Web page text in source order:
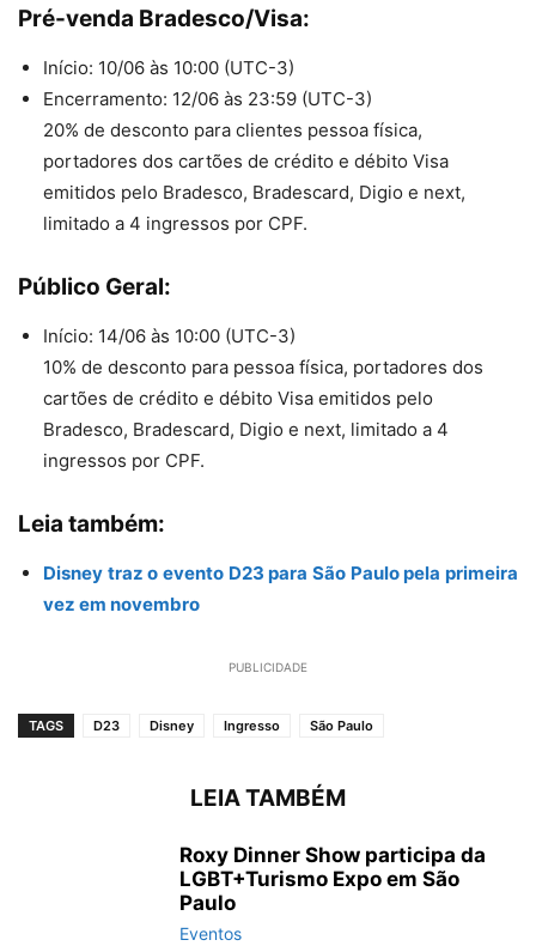
Pré-venda Bradesco/Visa:
Início: 10/06 às 10:00 (UTC-3)
Encerramento: 12/06 às 23:59 (UTC-3)
20% de desconto para clientes pessoa física,
portadores dos cartões de crédito e débito Visa
emitidos pelo Bradesco, Bradescard, Digio e next,
limitado a 4 ingressos por CPF.
Público Geral:
Início: 14/06 às 10:00 (UTC-3)
10% de desconto para pessoa física, portadores dos
cartões de crédito e débito Visa emitidos pelo
Bradesco, Bradescard, Digio e next, limitado a 4
ingressos por CPF.
Leia também:
Disney traz o evento D23 para São Paulo pela primeira
vez em novembro
PUBLICIDADE
TAGS D23 Disney Ingresso São Paulo
LEIA TAMBÉM
Roxy Dinner Show participa da
LGBT+Turismo Expo em São
Paulo
Eventos